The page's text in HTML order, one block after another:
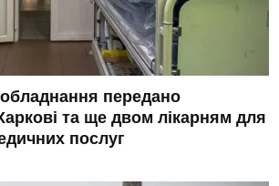
передано
та ще двом лікарням для
послуг